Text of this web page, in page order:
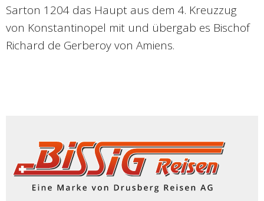
Sarton 1204 das Haupt aus dem 4. Kreuzzug
von Konstantinopel mit und übergab es Bischof
Richard de Gerberoy von Amiens.